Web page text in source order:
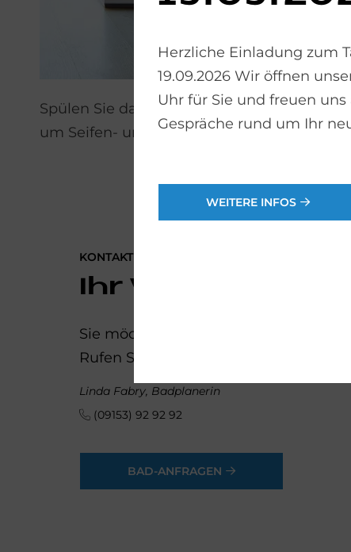
Spülen Sie das Glas nach jedem
um Seifen- und Shampoo-Rückstände zu
KONTAKTIEREN SIE UNS
Ihr Weg zum
Sie möchten Ihr Badezimmer
Rufen Sie uns einfach an oder
Linda Fabry, Badplanerin
(09153) 92 92 92
BAD-ANFRAGEN
Herzliche Einladung zum
19.09.2026 Wir öffnen
Uhr für Sie und freuen
Gespräche rund um Ihr
WEITERE INFOS